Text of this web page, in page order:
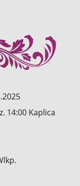
14:00 Kaplica